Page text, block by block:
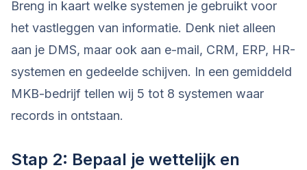
Breng in kaart welke systemen je gebruikt voor
het vastleggen van informatie. Denk niet alleen
aan je DMS, maar ook aan e-mail, CRM, ERP, HR-
systemen en gedeelde schijven. In een gemiddeld
MKB-bedrijf tellen wij 5 tot 8 systemen waar
records in ontstaan.
Stap 2: Bepaal je wettelijk en